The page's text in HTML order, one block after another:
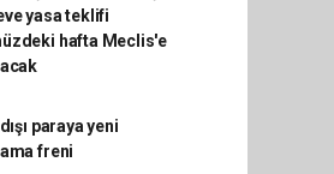
yasa teklifi
hafta Meclis'e
dışı paraya yeni
freni